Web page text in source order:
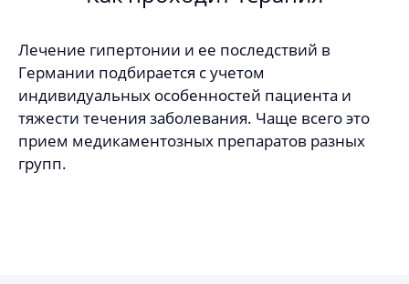
Лечение гипертонии и ее последствий в
Германии подбирается с учетом
индивидуальных особенностей пациента и
тяжести течения заболевания. Чаще всего это
прием медикаментозных препаратов разных
групп.